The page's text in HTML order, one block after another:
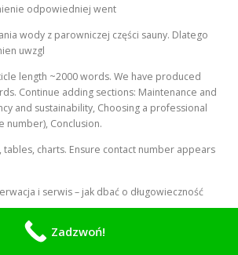
odpowiedniej went
wody z parowniczej części sauny. Dlatego
uwzgl
length ~2000 words. We have produced
Continue adding sections: Maintenance and
and sustainability, Choosing a professional
number), Conclusion.
charts. Ensure contact number appears
i serwis – jak dbać o długowieczność
i pierwszych kilku sesjach termicznych,
Zadzwoń!